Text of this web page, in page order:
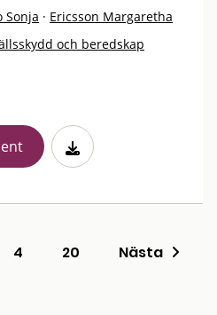
Sonja · Ericsson Margaretha
och beredskap
4 20 Nästa